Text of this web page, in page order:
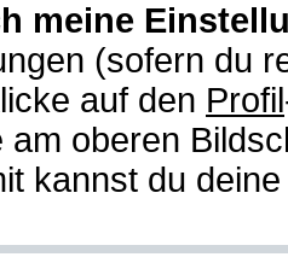
meine
(sofern du
auf den Profil
am oberen
kannst du